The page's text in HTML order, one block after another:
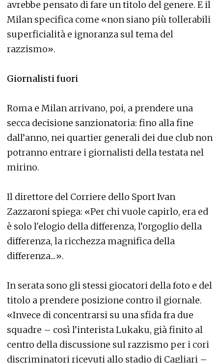
avrebbe pensato di fare un titolo del genere. E il
Milan specifica come «non siano più tollerabili
superficialità e ignoranza sul tema del
razzismo».
Giornalisti fuori
Roma e Milan arrivano, poi, a prendere una
secca decisione sanzionatoria: fino alla fine
dall’anno, nei quartier generali dei due club non
potranno entrare i giornalisti della testata nel
mirino.
Il direttore del Corriere dello Sport Ivan
Zazzaroni spiega: «Per chi vuole capirlo, era ed
è solo l'elogio della differenza, l’orgoglio della
differenza, la ricchezza magnifica della
differenza...».
In serata sono gli stessi giocatori della foto e del
titolo a prendere posizione contro il giornale.
«Invece di concentrarsi su una sfida fra due
squadre – così l’interista Lukaku, già finito al
centro della discussione sul razzismo per i cori
discriminatori ricevuti allo stadio di Cagliari –